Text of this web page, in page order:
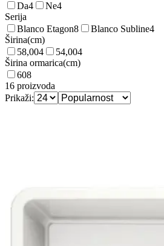
Da4 Ne4
Serija
Blanco Etagon8 Blanco Subline4
Širina(cm)
58,004 54,004
Širina ormarica(cm)
608
16 proizvoda
Prikaži: